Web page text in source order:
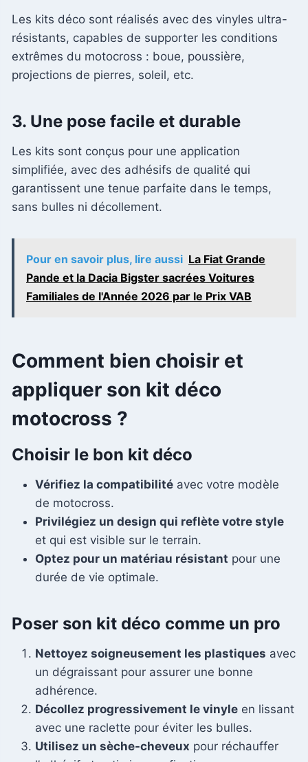
Les kits déco sont réalisés avec des vinyles ultra-
résistants, capables de supporter les conditions
extrêmes du motocross : boue, poussière,
projections de pierres, soleil, etc.
3. Une pose facile et durable
Les kits sont conçus pour une application
simplifiée, avec des adhésifs de qualité qui
garantissent une tenue parfaite dans le temps,
sans bulles ni décollement.
Pour en savoir plus, lire aussi La Fiat Grande
Pande et la Dacia Bigster sacrées Voitures
Familiales de l'Année 2026 par le Prix VAB
Comment bien choisir et
appliquer son kit déco
motocross ?
Choisir le bon kit déco
Vérifiez la compatibilité avec votre modèle
de motocross.
Privilégiez un design qui reflète votre style
et qui est visible sur le terrain.
Optez pour un matériau résistant pour une
durée de vie optimale.
Poser son kit déco comme un pro
Nettoyez soigneusement les plastiques avec
un dégraissant pour assurer une bonne
adhérence.
Décollez progressivement le vinyle en lissant
avec une raclette pour éviter les bulles.
Utilisez un sèche-cheveux pour réchauffer